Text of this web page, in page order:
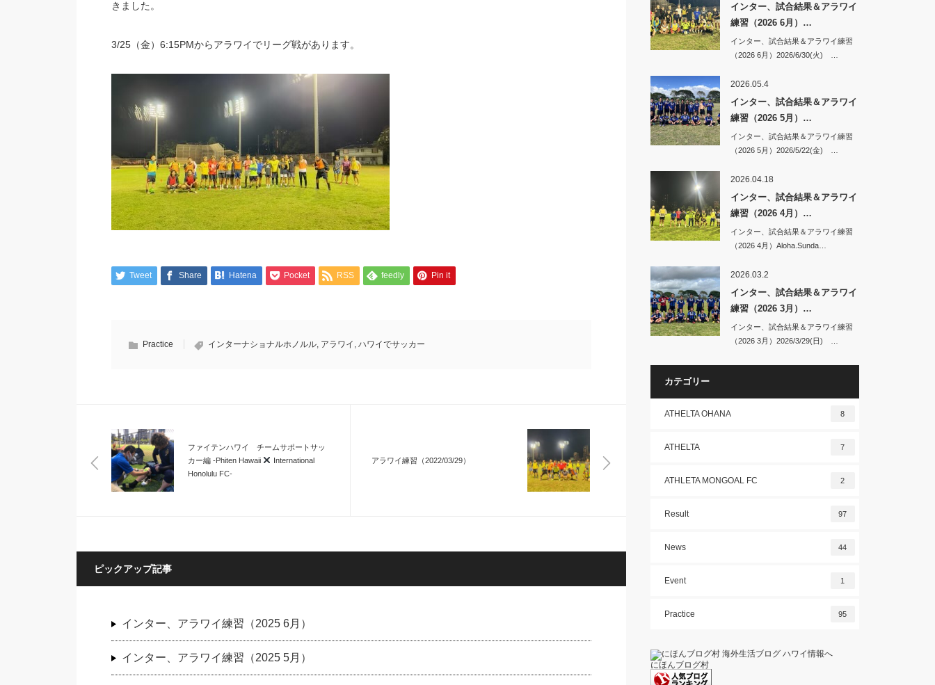
きました。
3/25（金）6:15PMからアラワイでリーグ戦があります。
Tweet Share Hatena Pocket RSS feedly Pin it
Practice インターナショナルホノルル, アラワイ , ハワイでサッカー
ファイテンハワイ チームサポートサッ
カー編 -Phiten Hawaii
International
Honolulu FC-
アラワイ練習（2022/03/29）
ピックアップ記事
インター、アラワイ練習（2025 6月）
インター、アラワイ練習（2025 5月）
インター、試合結果＆アラワイ
練習（2026 6月）…
インター、試合結果＆アラワイ練習
（2026 6月）2026/6/30(火) …
2026.05.4
インター、試合結果＆アラワイ
練習（2026 5月）…
インター、試合結果＆アラワイ練習
（2026 5月）2026/5/22(金) …
2026.04.18
インター、試合結果＆アラワイ
練習（2026 4月）…
インター、試合結果＆アラワイ練習
（2026 4月）Aloha.Sunda…
2026.03.2
インター、試合結果＆アラワイ
練習（2026 3月）…
インター、試合結果＆アラワイ練習
（2026 3月）2026/3/29(日) …
カテゴリー
ATHELTA OHANA 8
ATHELTA 7
ATHLETA MONGOAL FC 2
Result 97
News 44
Event 1
Practice 95
にほんブログ村